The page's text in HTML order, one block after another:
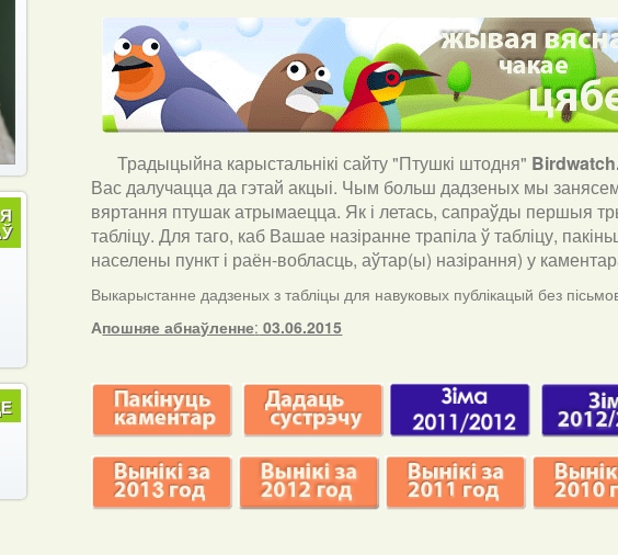
Традыцыйна карыстальнікі сайту "Птушкі штодня" Birdwatch
Вас далучацца да гэтай акцыі. Чым больш дадзеных мы
вяртання птушак атрымаецца. Як і летась, сапраўды першыя
табліцу. Для таго, каб Вашае назіранне трапіла ў табліцу,
населены пункт і раён-вобласць, аўтар(ы) назірання) у
Выкарыстанне дадзеных з табліцы для навуковых публікацый без
Апошняе абнаўленне: 03.06.2015